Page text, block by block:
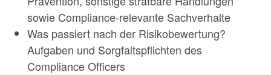
sowie Compliance-relevante Sachverhalte
Was passiert nach der Risikobewertung?
Aufgaben und Sorgfaltspflichten des
Compliance Officers